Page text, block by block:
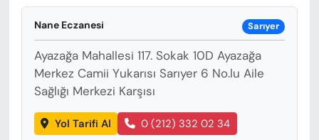
Nane Eczanesi Sarıyer
Ayazağa Mahallesi 117. Sokak 10D Ayazağa
Merkez Camii Yukarısı Sarıyer 6 No.lu Aile
Sağlığı Merkezi Karşısı
Yol Tarifi Al 0 (212) 332 02 34
MAGAZİN
ÖZEL HABER
YAZAR KÖŞESİ
SİYASET